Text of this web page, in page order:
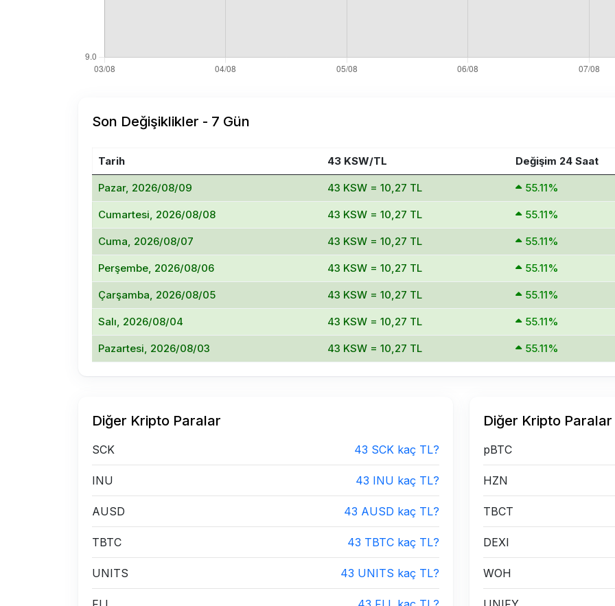
Son Değişiklikler - 7 Gün
Tarih 43 KSW/TL Değişim 24 Saat
Pazar, 2026/08/09 43 KSW = 10,27 TL 55.11%
Cumartesi, 2026/08/08 43 KSW = 10,27 TL 55.11%
Cuma, 2026/08/07 43 KSW = 10,27 TL 55.11%
Perşembe, 2026/08/06 43 KSW = 10,27 TL 55.11%
Çarşamba, 2026/08/05 43 KSW = 10,27 TL 55.11%
Salı, 2026/08/04 43 KSW = 10,27 TL 55.11%
Pazartesi, 2026/08/03 43 KSW = 10,27 TL 55.11%
Diğer Kripto Paralar
SCK 43 SCK kaç TL?
INU 43 INU kaç TL?
AUSD 43 AUSD kaç TL?
TBTC 43 TBTC kaç TL?
UNITS 43 UNITS kaç TL?
Diğer Kripto Paralar
pBTC
HZN
TBCT
DEXI
WOH